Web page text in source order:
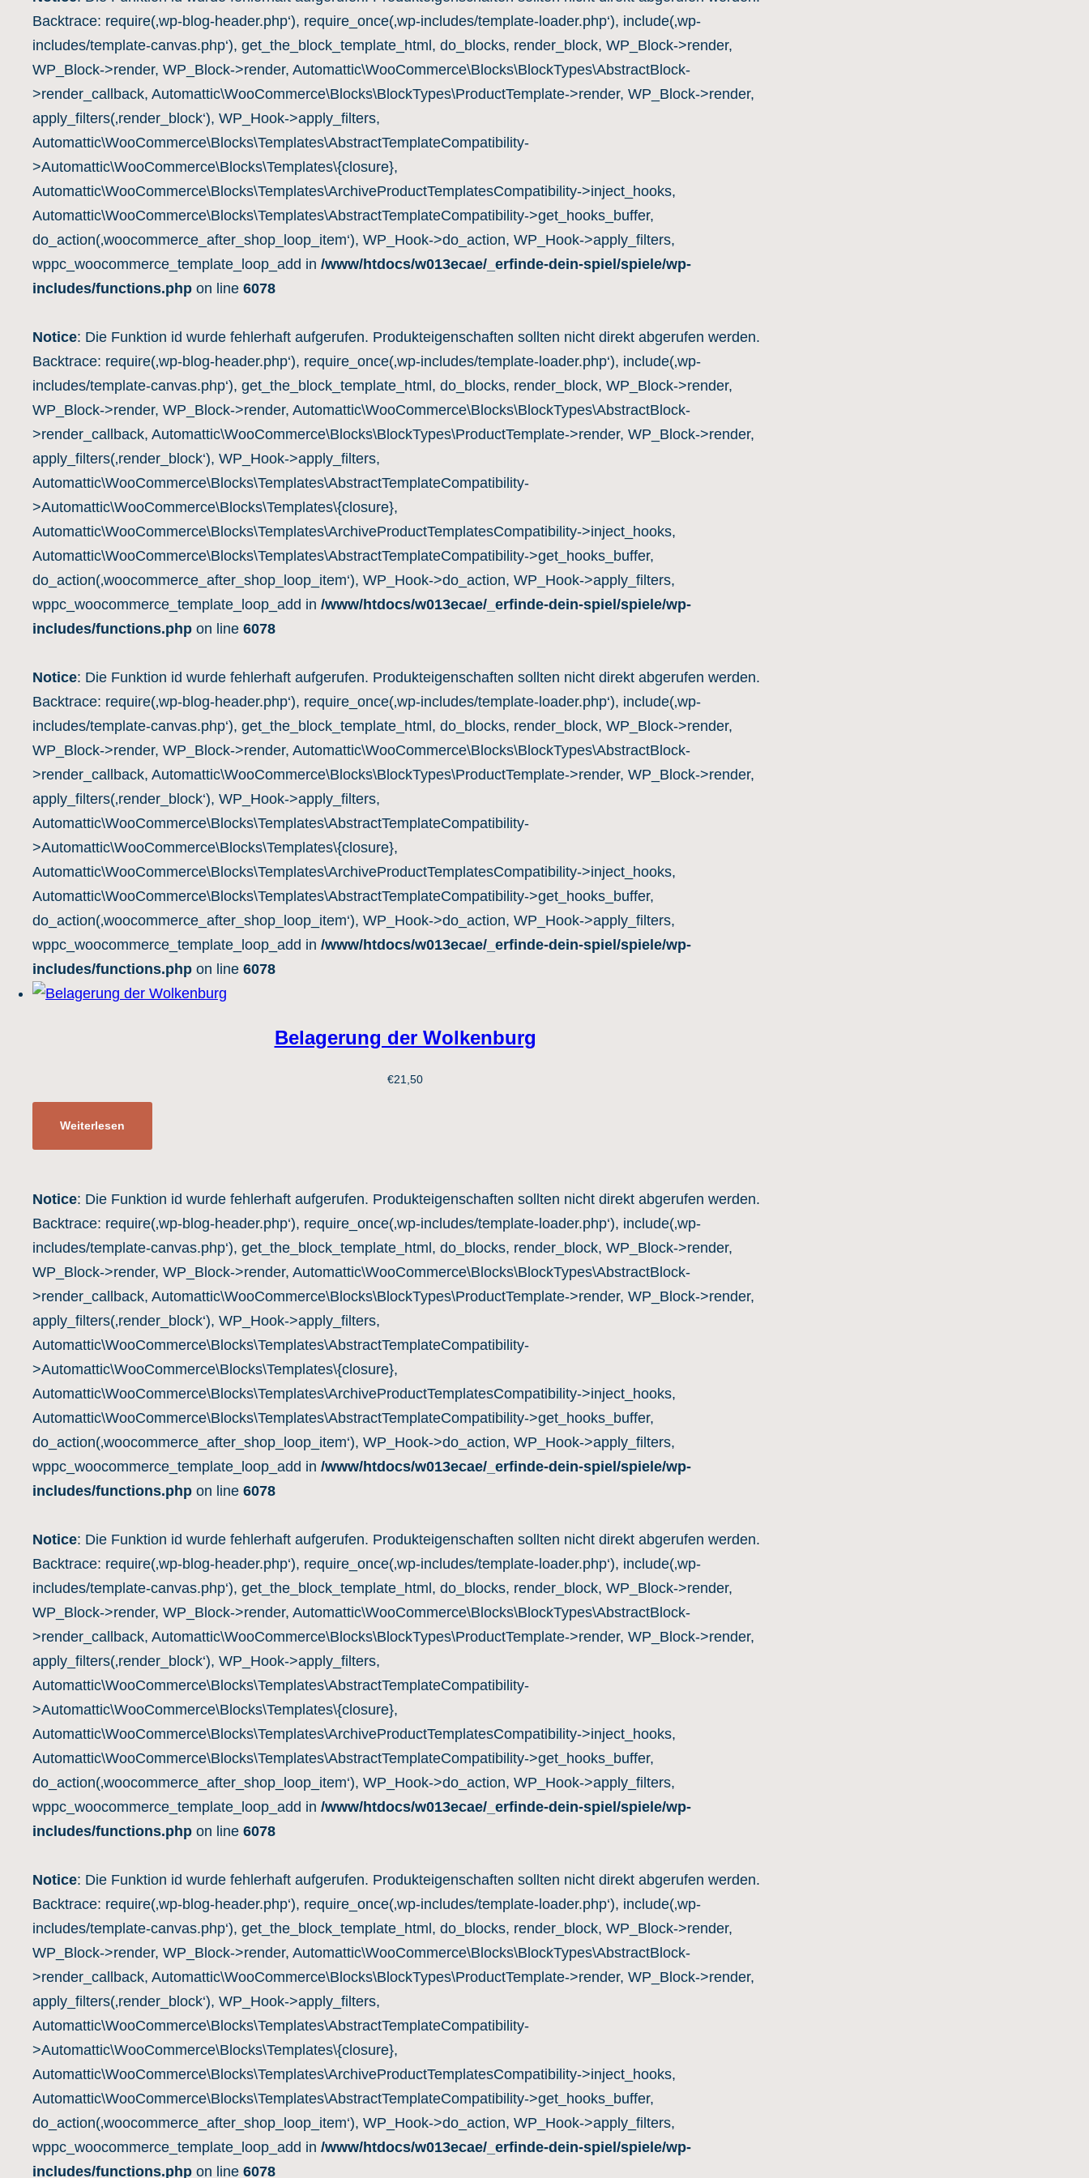
Backtrace: require(‚wp-blog-header.php‘), require_once(‚wp-includes/template-loader.php‘), include(‚wp-
includes/template-canvas.php‘), get_the_block_template_html, do_blocks, render_block, WP_Block->render,
WP_Block->render, WP_Block->render, Automattic\WooCommerce\Blocks\BlockTypes\AbstractBlock-
>render_callback, Automattic\WooCommerce\Blocks\BlockTypes\ProductTemplate->render, WP_Block->render,
apply_filters(‚render_block‘), WP_Hook->apply_filters,
Automattic\WooCommerce\Blocks\Templates\AbstractTemplateCompatibility-
>Automattic\WooCommerce\Blocks\Templates\{closure},
Automattic\WooCommerce\Blocks\Templates\ArchiveProductTemplatesCompatibility->inject_hooks,
Automattic\WooCommerce\Blocks\Templates\AbstractTemplateCompatibility->get_hooks_buffer,
do_action(‚woocommerce_after_shop_loop_item‘), WP_Hook->do_action, WP_Hook->apply_filters,
wppc_woocommerce_template_loop_add in /www/htdocs/w013ecae/_erfinde-dein-spiel/spiele/wp-
includes/functions.php on line 6078
Notice: Die Funktion id wurde fehlerhaft aufgerufen. Produkteigenschaften sollten nicht direkt abgerufen werden.
Backtrace: require(‚wp-blog-header.php‘), require_once(‚wp-includes/template-loader.php‘), include(‚wp-
includes/template-canvas.php‘), get_the_block_template_html, do_blocks, render_block, WP_Block->render,
WP_Block->render, WP_Block->render, Automattic\WooCommerce\Blocks\BlockTypes\AbstractBlock-
>render_callback, Automattic\WooCommerce\Blocks\BlockTypes\ProductTemplate->render, WP_Block->render,
apply_filters(‚render_block‘), WP_Hook->apply_filters,
Automattic\WooCommerce\Blocks\Templates\AbstractTemplateCompatibility-
>Automattic\WooCommerce\Blocks\Templates\{closure},
Automattic\WooCommerce\Blocks\Templates\ArchiveProductTemplatesCompatibility->inject_hooks,
Automattic\WooCommerce\Blocks\Templates\AbstractTemplateCompatibility->get_hooks_buffer,
do_action(‚woocommerce_after_shop_loop_item‘), WP_Hook->do_action, WP_Hook->apply_filters,
wppc_woocommerce_template_loop_add in /www/htdocs/w013ecae/_erfinde-dein-spiel/spiele/wp-
includes/functions.php on line 6078
Notice: Die Funktion id wurde fehlerhaft aufgerufen. Produkteigenschaften sollten nicht direkt abgerufen werden.
Backtrace: require(‚wp-blog-header.php‘), require_once(‚wp-includes/template-loader.php‘), include(‚wp-
includes/template-canvas.php‘), get_the_block_template_html, do_blocks, render_block, WP_Block->render,
WP_Block->render, WP_Block->render, Automattic\WooCommerce\Blocks\BlockTypes\AbstractBlock-
>render_callback, Automattic\WooCommerce\Blocks\BlockTypes\ProductTemplate->render, WP_Block->render,
apply_filters(‚render_block‘), WP_Hook->apply_filters,
Automattic\WooCommerce\Blocks\Templates\AbstractTemplateCompatibility-
>Automattic\WooCommerce\Blocks\Templates\{closure},
Automattic\WooCommerce\Blocks\Templates\ArchiveProductTemplatesCompatibility->inject_hooks,
Automattic\WooCommerce\Blocks\Templates\AbstractTemplateCompatibility->get_hooks_buffer,
do_action(‚woocommerce_after_shop_loop_item‘), WP_Hook->do_action, WP_Hook->apply_filters,
wppc_woocommerce_template_loop_add in /www/htdocs/w013ecae/_erfinde-dein-spiel/spiele/wp-
includes/functions.php on line 6078
Belagerung der Wolkenburg
€21,50
Weiterlesen
Notice: Die Funktion id wurde fehlerhaft aufgerufen. Produkteigenschaften sollten nicht direkt abgerufen werden.
Backtrace: require(‚wp-blog-header.php‘), require_once(‚wp-includes/template-loader.php‘), include(‚wp-
includes/template-canvas.php‘), get_the_block_template_html, do_blocks, render_block, WP_Block->render,
WP_Block->render, WP_Block->render, Automattic\WooCommerce\Blocks\BlockTypes\AbstractBlock-
>render_callback, Automattic\WooCommerce\Blocks\BlockTypes\ProductTemplate->render, WP_Block->render,
apply_filters(‚render_block‘), WP_Hook->apply_filters,
Automattic\WooCommerce\Blocks\Templates\AbstractTemplateCompatibility-
>Automattic\WooCommerce\Blocks\Templates\{closure},
Automattic\WooCommerce\Blocks\Templates\ArchiveProductTemplatesCompatibility->inject_hooks,
Automattic\WooCommerce\Blocks\Templates\AbstractTemplateCompatibility->get_hooks_buffer,
do_action(‚woocommerce_after_shop_loop_item‘), WP_Hook->do_action, WP_Hook->apply_filters,
wppc_woocommerce_template_loop_add in /www/htdocs/w013ecae/_erfinde-dein-spiel/spiele/wp-
includes/functions.php on line 6078
Notice: Die Funktion id wurde fehlerhaft aufgerufen. Produkteigenschaften sollten nicht direkt abgerufen werden.
Backtrace: require(‚wp-blog-header.php‘), require_once(‚wp-includes/template-loader.php‘), include(‚wp-
includes/template-canvas.php‘), get_the_block_template_html, do_blocks, render_block, WP_Block->render,
WP_Block->render, WP_Block->render, Automattic\WooCommerce\Blocks\BlockTypes\AbstractBlock-
>render_callback, Automattic\WooCommerce\Blocks\BlockTypes\ProductTemplate->render, WP_Block->render,
apply_filters(‚render_block‘), WP_Hook->apply_filters,
Automattic\WooCommerce\Blocks\Templates\AbstractTemplateCompatibility-
>Automattic\WooCommerce\Blocks\Templates\{closure},
Automattic\WooCommerce\Blocks\Templates\ArchiveProductTemplatesCompatibility->inject_hooks,
Automattic\WooCommerce\Blocks\Templates\AbstractTemplateCompatibility->get_hooks_buffer,
do_action(‚woocommerce_after_shop_loop_item‘), WP_Hook->do_action, WP_Hook->apply_filters,
wppc_woocommerce_template_loop_add in /www/htdocs/w013ecae/_erfinde-dein-spiel/spiele/wp-
includes/functions.php on line 6078
Notice: Die Funktion id wurde fehlerhaft aufgerufen. Produkteigenschaften sollten nicht direkt abgerufen werden.
Backtrace: require(‚wp-blog-header.php‘), require_once(‚wp-includes/template-loader.php‘), include(‚wp-
includes/template-canvas.php‘), get_the_block_template_html, do_blocks, render_block, WP_Block->render,
WP_Block->render, WP_Block->render, Automattic\WooCommerce\Blocks\BlockTypes\AbstractBlock-
>render_callback, Automattic\WooCommerce\Blocks\BlockTypes\ProductTemplate->render, WP_Block->render,
apply_filters(‚render_block‘), WP_Hook->apply_filters,
Automattic\WooCommerce\Blocks\Templates\AbstractTemplateCompatibility-
>Automattic\WooCommerce\Blocks\Templates\{closure},
Automattic\WooCommerce\Blocks\Templates\ArchiveProductTemplatesCompatibility->inject_hooks,
Automattic\WooCommerce\Blocks\Templates\AbstractTemplateCompatibility->get_hooks_buffer,
do_action(‚woocommerce_after_shop_loop_item‘), WP_Hook->do_action, WP_Hook->apply_filters,
wppc_woocommerce_template_loop_add in /www/htdocs/w013ecae/_erfinde-dein-spiel/spiele/wp-
includes/functions.php on line 6078